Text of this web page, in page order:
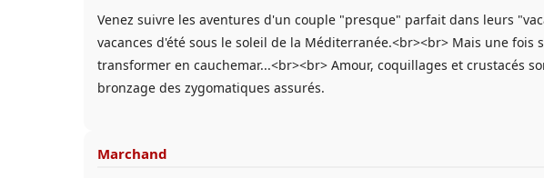
Venez suivre les aventures d'un couple "presque" parfait dans leurs
vacances d'été sous le soleil de la Méditerranée.<br><br> Mais une
transformer en cauchemar...<br><br> Amour, coquillages et crustacés
bronzage des zygomatiques assurés.
Marchand